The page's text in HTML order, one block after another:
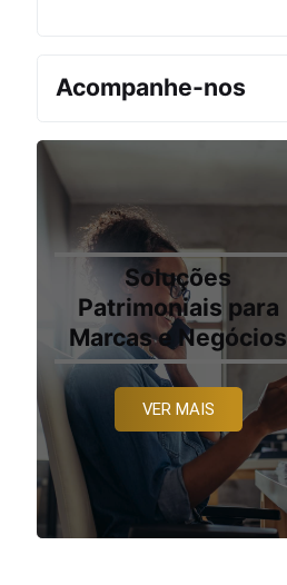
Acompanhe-nos
Soluções
Patrimoniais para
Marcas e Negócios
VER MAIS